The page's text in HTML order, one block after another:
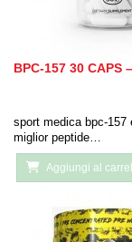
BPC-157 30 CAPS
sport medica bpc-157
miglior peptide…
Aggiungi al